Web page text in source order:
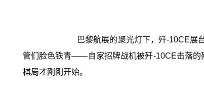
巴黎航展的聚光灯下，歼-10CE展
管们脸色铁青——自家招牌战机被歼-10CE击落的
棋局才刚刚开始。